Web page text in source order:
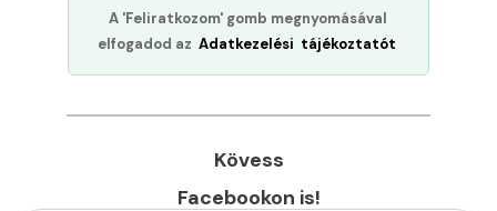
A 'Feliratkozom' gomb megnyomásával
elfogadod az Adatkezelési tájékoztatót
Kövess
Facebookon is!